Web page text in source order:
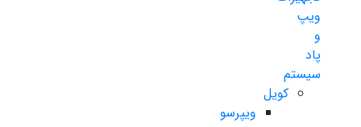
ویپ
و
پاد
سیستم
کویل
ویپرسو